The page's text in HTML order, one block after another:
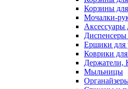
Корзины
Мочалки-
Аксессуары
Диспенсеры
Ершики для
Коврики
Держатели,
Мыльницы